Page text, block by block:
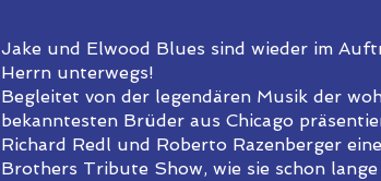
Jake und Elwood Blues sind wieder im
Herrn unterwegs!
Begleitet von der legendären Musik der
bekanntesten Brüder aus Chicago
Richard Redl und Roberto Razenberger
Brothers Tribute Show, wie sie schon